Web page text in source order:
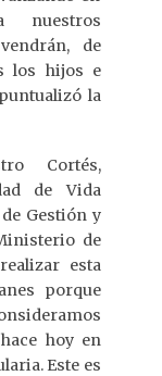
de
los hijos e
la
Cortés,
de Vida
Gestión y
de
esta
porque
hoy en
Este es